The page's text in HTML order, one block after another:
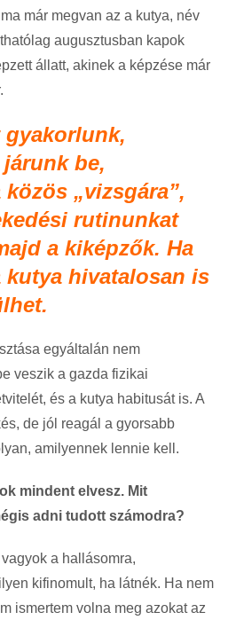
már megvan az a kutya, név
augusztusban kapok
állatt, akinek a képzése már
be,
„vizsgára”,
rutinunkat
a kiképzők. Ha
kutya hivatalosan is
egyáltalán nem
veszik a gazda fizikai
és a kutya habitusát is. A
de jól reagál a gyorsabb
amilyennek lennie kell.
mindent elvesz. Mit
adni tudott számodra?
a hallásomra,
kifinomult, ha látnék. Ha nem
ismertem volna meg azokat az